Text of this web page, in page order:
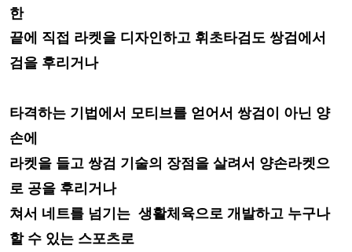
한
끝에 직접 라켓을 디자인하고 휘초타검도 쌍검에서
검을 후리거나
타격하는 기법에서 모티브를 얻어서 쌍검이 아닌 양
손에
라켓을 들고 쌍검 기술의 장점을 살려서 양손라켓으
로 공을 후리거나
쳐서 네트를 넘기는 생활체육으로 개발하고 누구나
할 수 있는 스포츠로